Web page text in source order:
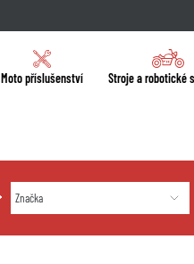
Moto příslušenství Stroje a robotické